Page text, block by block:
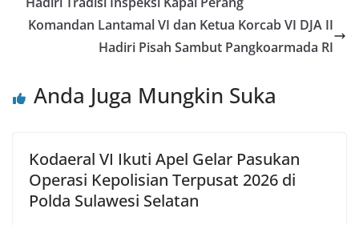
Komandan Lantamal VI dan Ketua Korcab VI DJA II
Hadiri Pisah Sambut Pangkoarmada RI
Anda Juga Mungkin Suka
Kodaeral VI Ikuti Apel Gelar Pasukan
Operasi Kepolisian Terpusat 2026 di
Polda Sulawesi Selatan